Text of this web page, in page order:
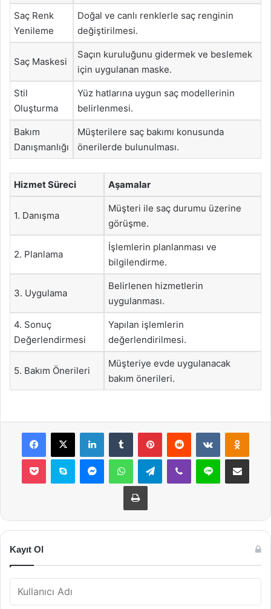
Saç Renk
Yenileme
Doğal ve canlı renklerle saç renginin
değiştirilmesi.
Saç Maskesi
Saçın kuruluğunu gidermek ve beslemek
için uygulanan maske.
Stil
Oluşturma
Yüz hatlarına uygun saç modellerinin
belirlenmesi.
Bakım
Danışmanlığı
Müşterilere saç bakımı konusunda
önerilerde bulunulması.
Hizmet Süreci Aşamalar
1. Danışma
Müşteri ile saç durumu üzerine
görüşme.
2. Planlama
İşlemlerin planlanması ve
bilgilendirme.
3. Uygulama
Belirlenen hizmetlerin
uygulanması.
4. Sonuç
Değerlendirmesi
Yapılan işlemlerin
değerlendirilmesi.
5. Bakım Önerileri
Müşteriye evde uygulanacak
bakım önerileri.
Facebook
X LinkedInTumblr PinterestReddit VKontakte
Pocket Skype MessengerWhatsAppTelegramViber Line E-Posta ile
Yazdır
Kayıt Ol